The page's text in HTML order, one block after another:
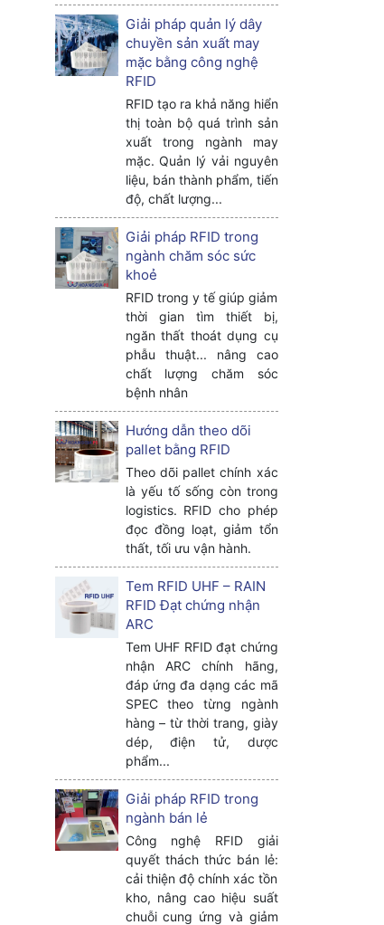
Giải pháp quản lý dây
chuyền sản xuất may
mặc bằng công nghệ
RFID
RFID tạo ra khả năng hiển
thị toàn bộ quá trình sản
xuất trong ngành may
mặc. Quản lý vải nguyên
liệu, bán thành phẩm, tiến
độ, chất lượng...
Giải pháp RFID trong
ngành chăm sóc sức
khoẻ
RFID trong y tế giúp giảm
thời gian tìm thiết bị,
ngăn thất thoát dụng cụ
phẫu thuật... nâng cao
chất lượng chăm sóc
bệnh nhân
Hướng dẫn theo dõi
pallet bằng RFID
Theo dõi pallet chính xác
là yếu tố sống còn trong
logistics. RFID cho phép
đọc đồng loạt, giảm tổn
thất, tối ưu vận hành.
Tem RFID UHF – RAIN
RFID Đạt chứng nhận
ARC
Tem UHF RFID đạt chứng
nhận ARC chính hãng,
đáp ứng đa dạng các mã
SPEC theo từng ngành
hàng – từ thời trang, giày
dép, điện tử, dược
phẩm...
Giải pháp RFID trong
ngành bán lẻ
Công nghệ RFID giải
quyết thách thức bán lẻ:
cải thiện độ chính xác tồn
kho, nâng cao hiệu suất
chuỗi cung ứng và giảm